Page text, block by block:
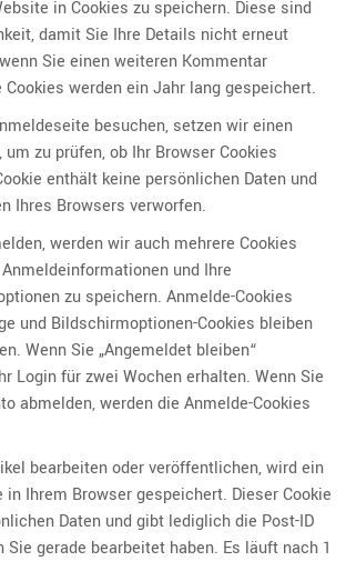
in Cookies zu speichern. Diese sind
damit Sie Ihre Details nicht erneut
Sie einen weiteren Kommentar
werden ein Jahr lang gespeichert.
besuchen, setzen wir einen
zu prüfen, ob Ihr Browser Cookies
enthält keine persönlichen Daten und
Ihres Browsers verworfen.
werden wir auch mehrere Cookies
und Ihre
zu speichern. Anmelde-Cookies
und Bildschirmoptionen-Cookies bleiben
Wenn Sie „Angemeldet bleiben“
Login für zwei Wochen erhalten. Wenn Sie
abmelden, werden die Anmelde-Cookies
bearbeiten oder veröffentlichen, wird ein
in Ihrem Browser gespeichert. Dieser Cookie
Daten und gibt lediglich die Post-ID
Sie gerade bearbeitet haben. Es läuft nach 1